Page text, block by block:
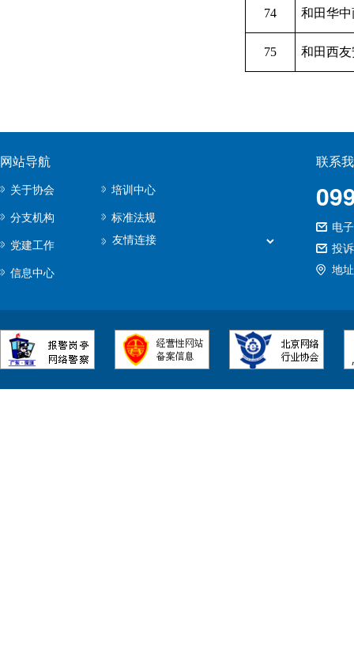
74 和田华
75 和田西
网站导航
关于协会
分支机构
党建工作
信息中心
培训中心
标准法规
联系
电
投
地